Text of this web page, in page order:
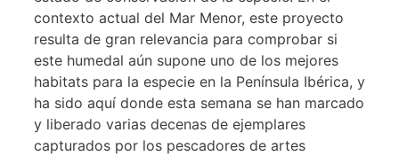
contexto actual del Mar Menor, este proyecto
resulta de gran relevancia para comprobar si
este humedal aún supone uno de los mejores
habitats para la especie en la Península Ibérica, y
ha sido aquí donde esta semana se han marcado
y liberado varias decenas de ejemplares
capturados por los pescadores de artes